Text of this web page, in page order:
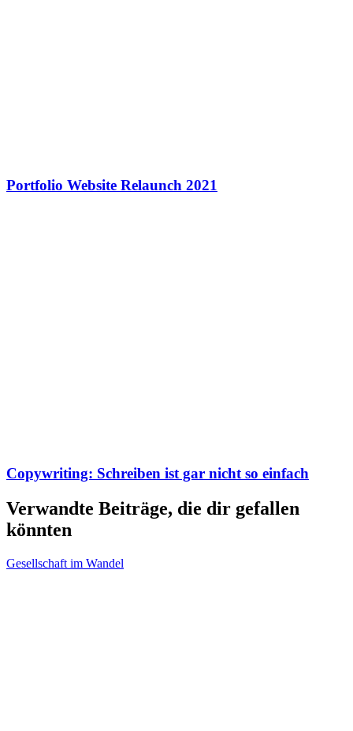
Portfolio Website Relaunch 2021
Copywriting: Schreiben ist gar nicht so einfach
Verwandte Beiträge, die dir gefallen
könnten
Gesellschaft im Wandel